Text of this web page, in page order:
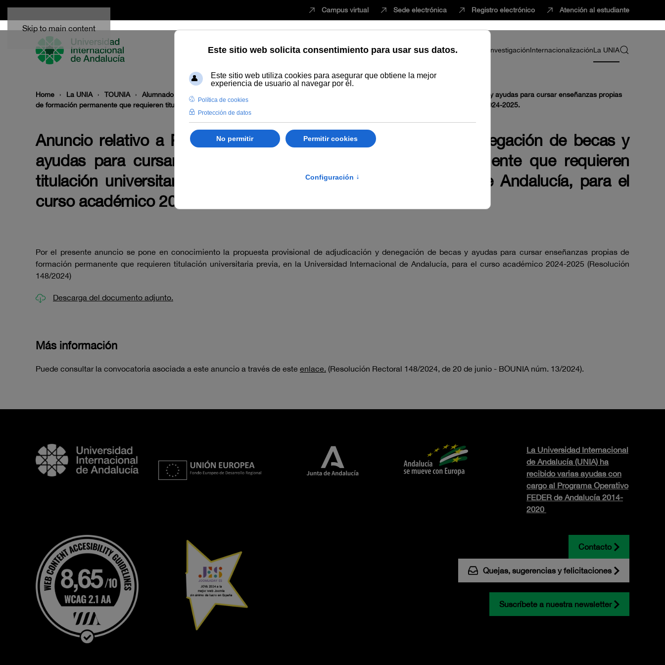
Skip to main content
Campus virtual Sede electrónica Registro electrónico Atención al estudiante
EstudiarInnovaciónVida universitariaProfesorado InvestigaciónInternacionalizaciónLa UNIA
Home La UNIA TOUNIA Alumnado: convocatorias
Anuncio relativo a Propuesta provisional de adjudicación y denegación de becas y ayudas para cursar enseñanzas propias
de formación permanente que requieren titulación universitaria previa, en la Universidad Internacional de Andalucía, para el curso académico 2024-2025.
Anuncio relativo a Propuesta provisional de adjudicación y denegación de becas y
ayudas para cursar enseñanzas propias de formación permanente que requieren
titulación universitaria previa, en la Universidad Internacional de Andalucía, para el
curso académico 2024-2025.
Por el presente anuncio se pone en conocimiento la propuesta provisional de adjudicación y denegación de becas y ayudas para cursar enseñanzas propias de
formación permanente que requieren titulación universitaria previa, en la Universidad Internacional de Andalucía, para el curso académico 2024-2025 (Resolución
148/2024)
Descarga del documento adjunto.
Más información
Puede consultar la convocatoria asociada a este anuncio a través de este enlace. (Resolución Rectoral 148/2024, de 20 de junio - BOUNIA núm. 13/2024).
La Universidad Internacional
de Andalucía (UNIA) ha
recibido varias ayudas con
cargo al Programa Operativo
FEDER de Andalucía 2014-
2020
Contacto
Quejas, sugerencias y felicitaciones
Suscríbete a nuestra newsletter